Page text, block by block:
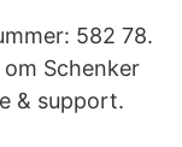
582 78.
Schenker
& support.